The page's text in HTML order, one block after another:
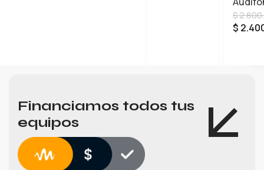
SER
$
$
Financiamos todos tus
equipos